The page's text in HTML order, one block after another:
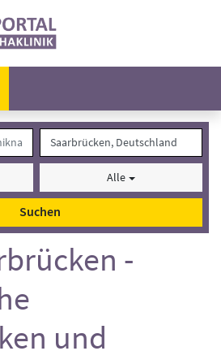
Alle
Suchen
-
und